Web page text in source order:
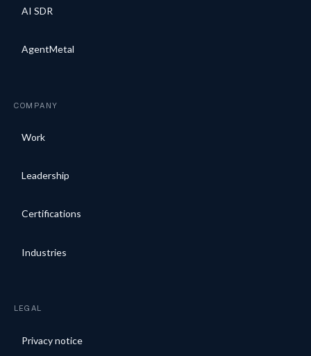
AI SDR
AgentMetal
COMPANY
Work
Leadership
Certifications
Industries
LEGAL
Privacy notice